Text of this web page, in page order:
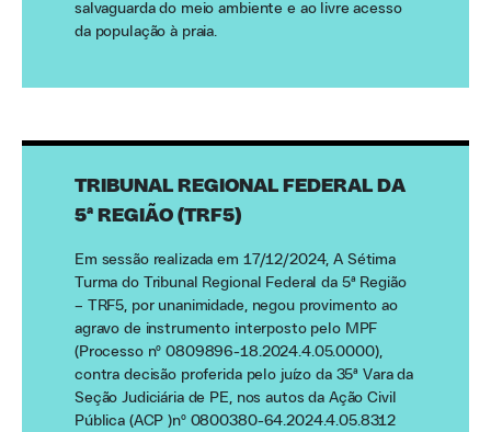
salvaguarda do meio ambiente e ao livre acesso
da população à praia.
TRIBUNAL REGIONAL FEDERAL DA
5ª REGIÃO (TRF5)
Em sessão realizada em 17/12/2024, A Sétima
Turma do Tribunal Regional Federal da 5ª Região
– TRF5, por unanimidade, negou provimento ao
agravo de instrumento interposto pelo MPF
(Processo nº 0809896-18.2024.4.05.0000),
contra decisão proferida pelo juízo da 35ª Vara da
Seção Judiciária de PE, nos autos da Ação Civil
Pública (ACP )nº 0800380-64.2024.4.05.8312